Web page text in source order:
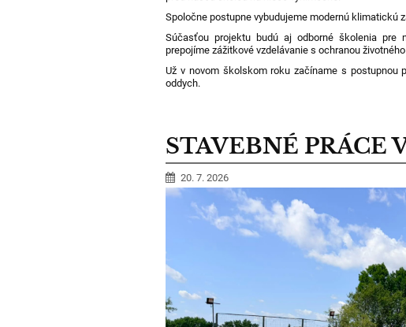
Spoločne postupne vybudujeme modernú klimatickú
Súčasťou projektu budú aj odborné školenia pre
prepojíme zážitkové vzdelávanie s ochranou
Už v novom školskom roku začíname s postupnou
oddych.
STAVEBNÉ PRÁCE
20. 7. 2026